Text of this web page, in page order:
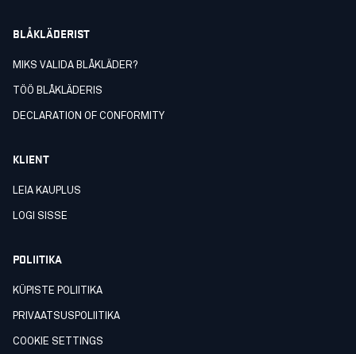
BLÅKLÄDERIST
MIKS VALIDA BLÅKLÄDER?
TÖÖ BLÅKLÄDERIS
DECLARATION OF CONFORMITY
KLIENT
LEIA KAUPLUS
LOGI SISSE
POLIITIKA
KÜPISTE POLIITIKA
PRIVAATSUSPOLIITIKA
COOKIE SETTINGS